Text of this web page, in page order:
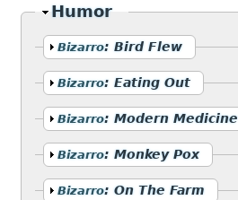
Ocultar
Humor
Mostrar
Bizarro:Bird Flew
Mostrar
Bizarro:Eating Out
Mostrar
Bizarro:Modern Medicine
Mostrar
Bizarro:Monkey Pox
Mostrar
Bizarro:On The Farm